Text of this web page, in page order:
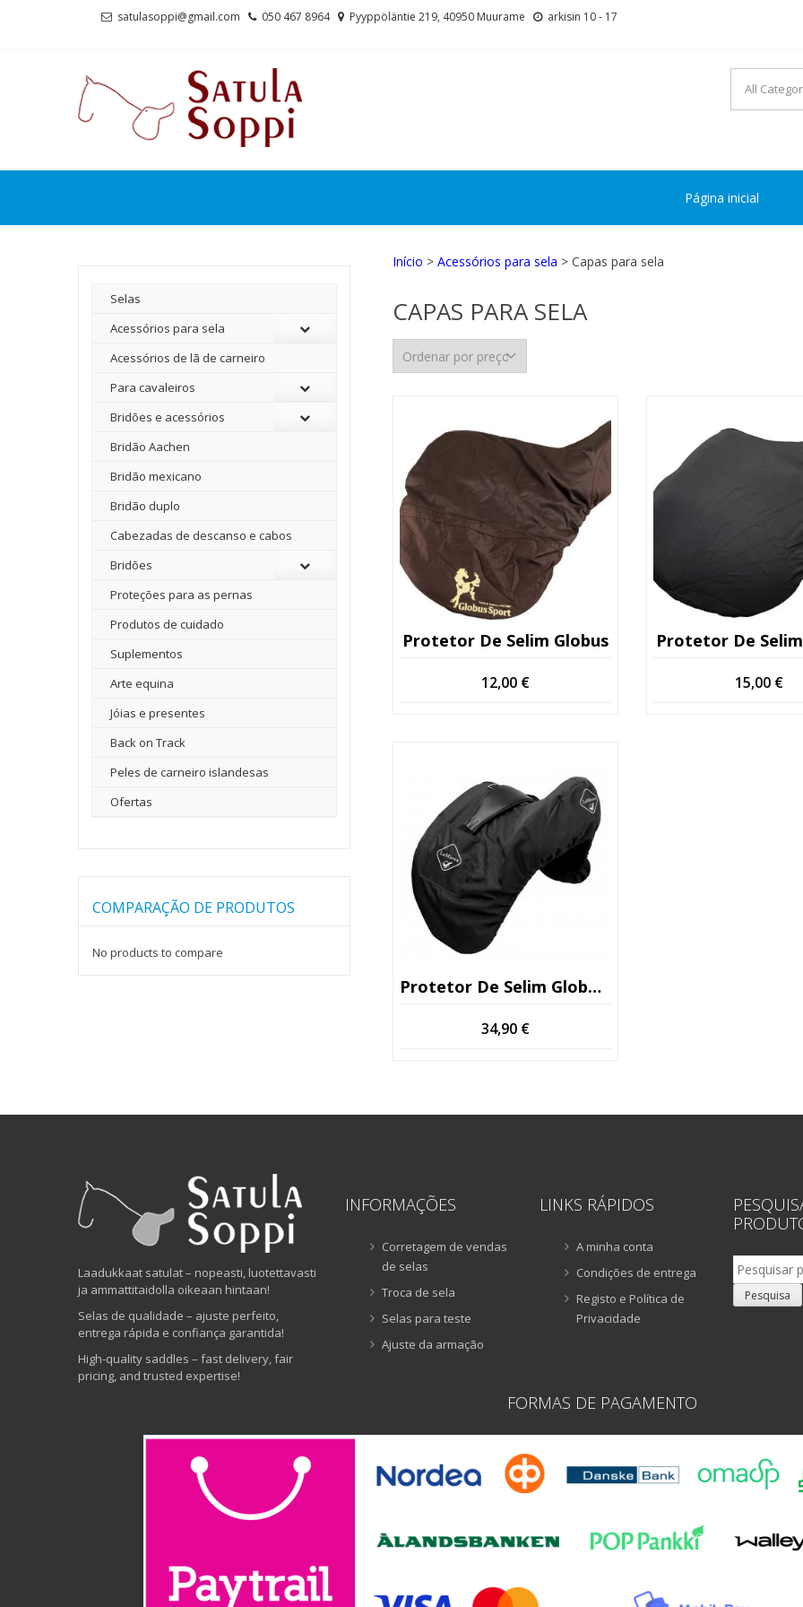
satulasoppi@gmail.com 050 467 8964 Pyyppöläntie 219, 40950 Muurame arkisin 10 - 17
Página inicial
Início > Acessórios para sela > Capas para sela
CAPAS PARA SELA
Protetor De Selim Globus
12,00 €
Protetor De
15,00 €
Protetor De Selim Globus (Kopio)
34,90 €
Selas
Acessórios para sela
Acessórios de lã de carneiro
Para cavaleiros
Bridões e acessórios
Bridão Aachen
Bridão mexicano
Bridão duplo
Cabezadas de descanso e cabos
Bridões
Proteções para as pernas
Produtos de cuidado
Suplementos
Arte equina
Jóias e presentes
Back on Track
Peles de carneiro islandesas
Ofertas
COMPARAÇÃO DE PRODUTOS
No products to compare
Laadukkaat satulat – nopeasti, luotettavasti
ja ammattitaidolla oikeaan hintaan!
Selas de qualidade – ajuste perfeito,
entrega rápida e confiança garantida!
High-quality saddles – fast delivery, fair
pricing, and trusted expertise!
INFORMAÇÕES
Corretagem de vendas
de selas
Troca de sela
Selas para teste
Ajuste da armação
LINKS RÁPIDOS
A minha conta
Condições de entrega
Registo e Política de
Privacidade
Pesquisar
por:
Pesquisa
FORMAS DE PAGAMENTO